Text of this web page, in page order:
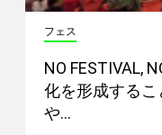
フェス
NO FESTIVAL,
化を形成する
や…